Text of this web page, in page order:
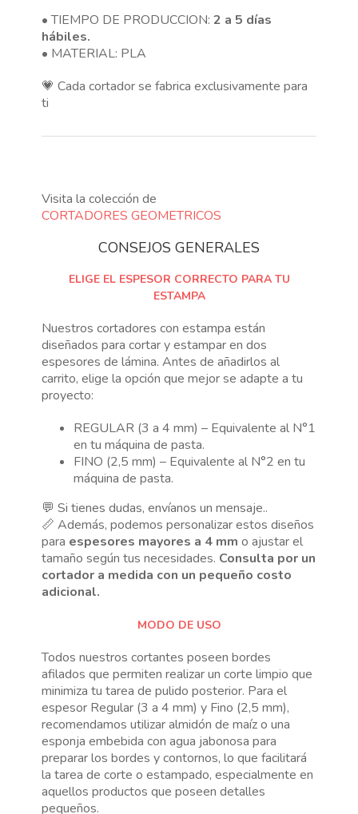
• TIEMPO DE PRODUCCION:2 a 5 días
hábiles.
• MATERIAL: PLA
💗 Cada cortador se fabrica exclusivamente para
ti
Visita la colección de
CORTADORES GEOMETRICOS
CONSEJOS GENERALES
ELIGE EL ESPESOR CORRECTO PARA TU
ESTAMPA
Nuestros cortadores con estampa están
diseñados para cortar y estampar en dos
espesores de lámina. Antes de añadirlos al
carrito, elige la opción que mejor se adapte a tu
proyecto:
REGULAR (3 a 4 mm) – Equivalente al N°1
en tu máquina de pasta.
FINO (2,5 mm) – Equivalente al N°2 en tu
máquina de pasta.
💬 Si tienes dudas, envíanos un mensaje..
📏 Además, podemos personalizar estos diseños
para espesores mayores a 4 mm o ajustar el
tamaño según tus necesidades. Consulta por un
cortador a medida con un pequeño costo
adicional.
MODO DE USO
Todos nuestros cortantes poseen bordes
afilados que permiten realizar un corte limpio que
minimiza tu tarea de pulido posterior. Para el
espesor Regular (3 a 4 mm) y Fino (2,5 mm),
recomendamos utilizar almidón de maíz o una
esponja embebida con agua jabonosa para
preparar los bordes y contornos, lo que facilitará
la tarea de corte o estampado, especialmente en
aquellos productos que poseen detalles
pequeños.